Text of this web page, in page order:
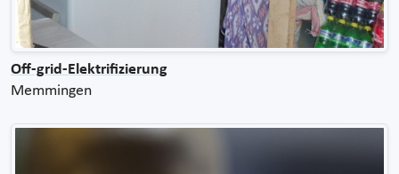
Off-grid-Elektrifizierung
Memmingen